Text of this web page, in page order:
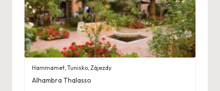
Hammamet ,Tunisko Zájezdy
Alhambra Thalasso